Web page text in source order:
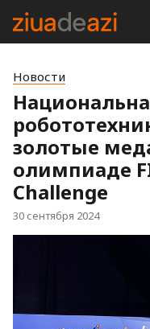
Новости
золотые
олимпиаде
Challenge
30 сентября 2024